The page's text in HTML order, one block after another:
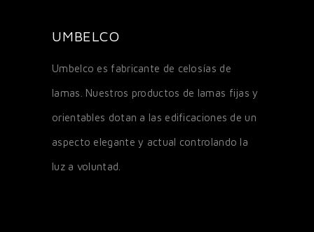
UMBELCO
Umbelco es fabricante de celosías de
lamas. Nuestros productos de lamas fijas y
orientables dotan a las edificaciones de un
aspecto elegante y actual controlando la
luz a voluntad.